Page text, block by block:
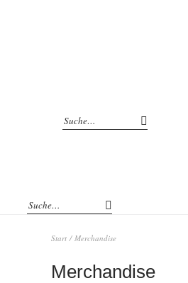
Start / Merchandise
Merchandise